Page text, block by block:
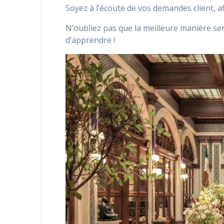
Soyez à l’écoute de vos demandes client,
N’oubliez pas que la meilleure manière
d’apprendre !
Je hais les
articles,
d'affaires
vous